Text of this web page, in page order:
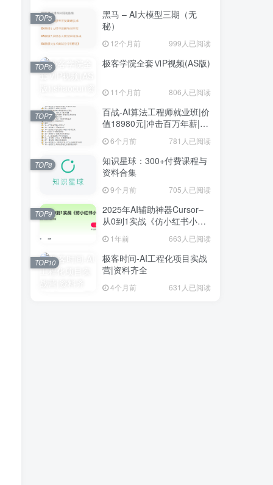
黑马 – AI大模型三期（无
秘）
12个月前 999人已阅读
TOP5
极客学院全套ⅥP视频(AS版)
11个月前 806人已阅读
TOP6
百战-AI算法工程师就业班|价
值18980元|冲击百万年薪|完
结无秘
6个月前 781人已阅读
TOP7
知识星球：300+付费课程与
资料合集
9个月前 705人已阅读
TOP8
2025年AI辅助神器Cursor–
从0到1实战《仿小红书小程
序》1年前 663人已阅读
TOP9
极客时间-AI工程化项目实战
营|资料齐全
4个月前 631人已阅读
TOP10